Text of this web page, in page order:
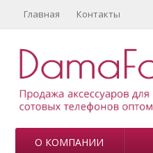
Главная Контакты
О КОМПАНИИ